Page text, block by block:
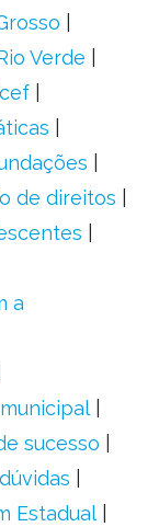
Verde
de direitos
a
sucesso
Estadual